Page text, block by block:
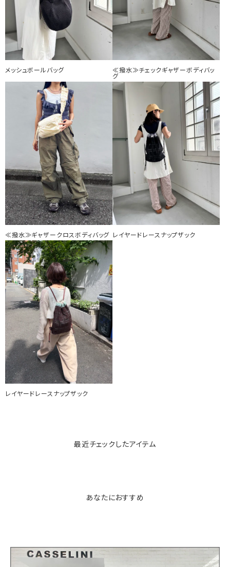
メッシュボールバッグ
≪撥水≫チェックギャザーボディバッ
グ
≪撥水≫ギャザークロスボディバッグ レイヤードレースナップザック
レイヤードレースナップザック
最近チェックしたアイテム
あなたにおすすめ